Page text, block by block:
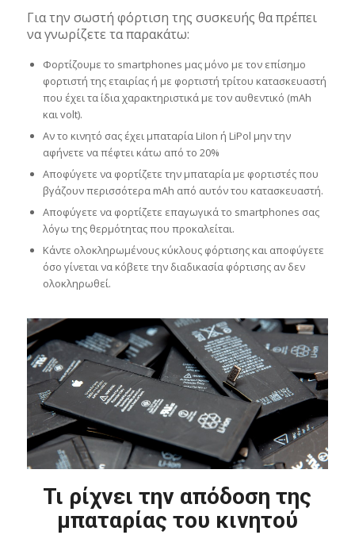
Για την σωστή φόρτιση της συσκευής θα πρέπει
να γνωρίζετε τα παρακάτω:
Φορτίζουμε το smartphones μας μόνο με τον επίσημο
φορτιστή της εταιρίας ή με φορτιστή τρίτου κατασκευαστή
που έχει τα ίδια χαρακτηριστικά με τον αυθεντικό (mAh
και volt).
Αν το κινητό σας έχει μπαταρία LiIon ή LiPol μην την
αφήνετε να πέφτει κάτω από το 20%
Αποφύγετε να φορτίζετε την μπαταρία με φορτιστές που
βγάζουν περισσότερα mAh από αυτόν του κατασκευαστή.
Αποφύγετε να φορτίζετε επαγωγικά το smartphones σας
λόγω της θερμότητας που προκαλείται.
Κάντε ολοκληρωμένους κύκλους φόρτισης και αποφύγετε
όσο γίνεται να κόβετε την διαδικασία φόρτισης αν δεν
ολοκληρωθεί.
Τι ρίχνει την απόδοση της
μπαταρίας του κινητού